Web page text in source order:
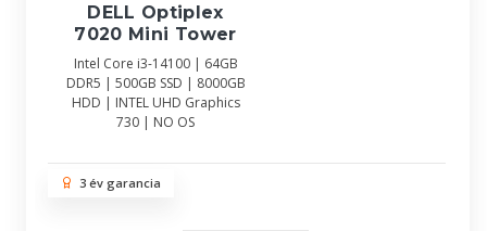
DELL Optiplex
7020 Mini Tower
Intel Core i3-14100 | 64GB
DDR5 | 500GB SSD | 8000GB
HDD | INTEL UHD Graphics
730 | NO OS
3 év garancia